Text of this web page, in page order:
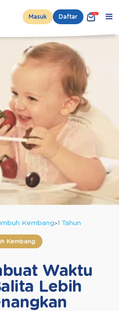
Masuk Daftar
Kembang 1 Tahun
Kembang
Waktu
Lebih